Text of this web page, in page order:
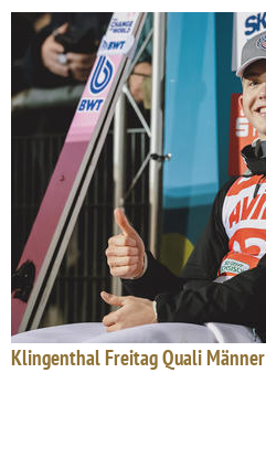
Klingenthal Freitag Quali Männer